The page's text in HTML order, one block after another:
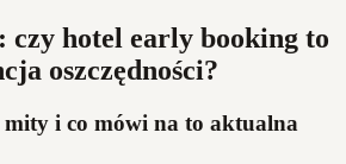
czy hotel early booking to
oszczędności?
i co mówi na to aktualna